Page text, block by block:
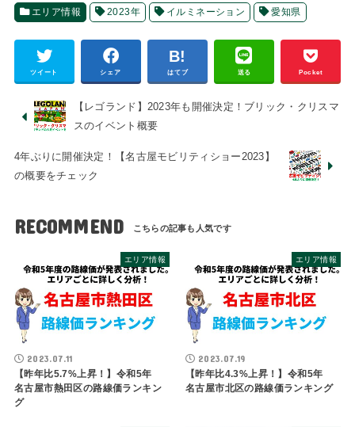
エリア情報 2023年 イルミネーション 愛知県
ツイート シェア はてブ 送る Pocket
【レゴランド】2023年も開催決定！ブリック・クリスマ
スのイベント概要
4年ぶりに開催決定！【名古屋モビリティショー2023】
の概要をチェック
RECOMMEND
エリア情報
2023.07.11
【昨年比5.7%上昇！】令和5年
名古屋市熱田区の路線価ランキン
グ
エリア情報
2023.07.19
【昨年比4.3%上昇！】令和5年
名古屋市北区の路線価ランキング